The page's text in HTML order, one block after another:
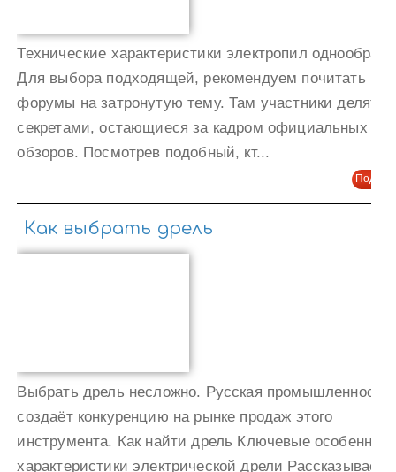
Технические характеристики электропил
Для выбора подходящей, рекомендуем почитать
форумы на затронутую тему. Там участники делятся
секретами, остающиеся за кадром официальных
обзоров. Посмотрев подобный, кт...
Как выбрать дрель
Выбрать дрель несложно. Русская промышленность
создаёт конкуренцию на рынке продаж этого
инструмента. Как найти дрель Ключевые
характеристики электрической дрели Рассказываем